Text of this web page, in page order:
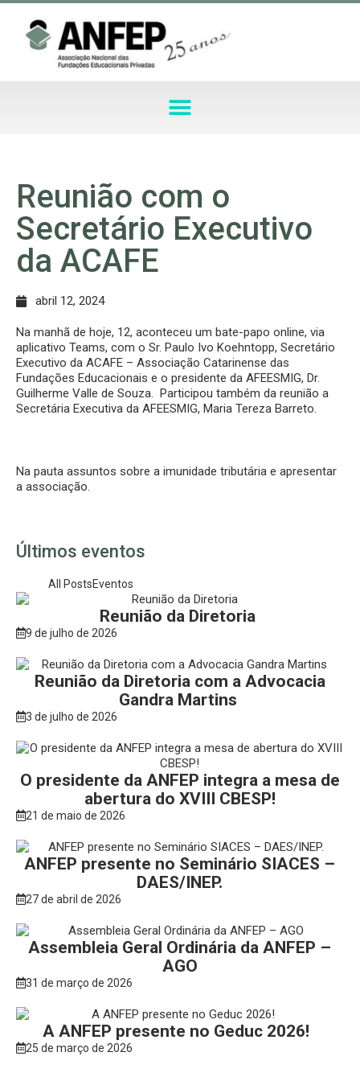
Reunião com o
Secretário Executivo
da ACAFE
abril 12, 2024
Na manhã de hoje, 12, aconteceu um bate-papo online, via
aplicativo Teams, com o Sr. Paulo Ivo Koehntopp, Secretário
Executivo da ACAFE – Associação Catarinense das
Fundações Educacionais e o presidente da AFEESMIG, Dr.
Guilherme Valle de Souza. Participou também da reunião a
Secretária Executiva da AFEESMIG, Maria Tereza Barreto.
Na pauta assuntos sobre a imunidade tributária e apresentar
a associação.
Últimos eventos
All PostsEventos
Reunião da Diretoria
9 de julho de 2026
Reunião da Diretoria com a Advocacia
Gandra Martins
3 de julho de 2026
O presidente da ANFEP integra a mesa de
abertura do XVIII CBESP!
21 de maio de 2026
ANFEP presente no Seminário SIACES –
DAES/INEP.
27 de abril de 2026
Assembleia Geral Ordinária da ANFEP –
AGO
31 de março de 2026
A ANFEP presente no Geduc 2026!
25 de março de 2026